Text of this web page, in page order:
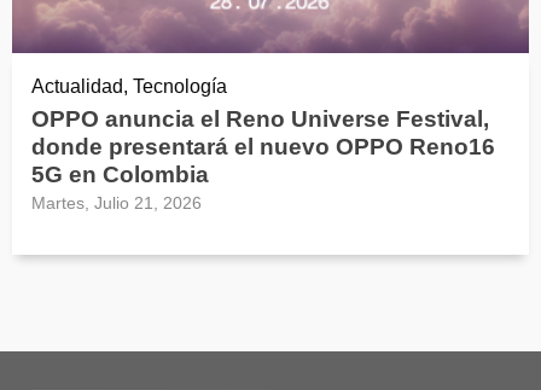
Actualidad, Tecnología
OPPO anuncia el Reno Universe Festival,
donde presentará el nuevo OPPO Reno16
5G en Colombia
Martes, Julio 21, 2026